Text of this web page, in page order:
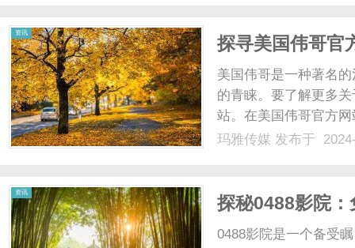
资讯
探寻美国伟哥官
美国伟哥是一种著名
的青睐。要了解更多
站。在美国伟哥官方
作用注意事项等相关
玛雅传媒 发布于
资讯
探秘0488影院
0488影院是一个备受